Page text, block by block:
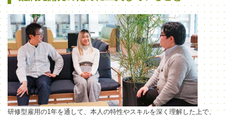
研修型雇用の1年を通して、本人の特性やスキルを深く理解した上で、